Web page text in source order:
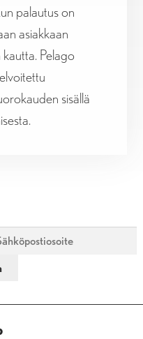
palautus on
asiakkaan
Pelago
sisällä